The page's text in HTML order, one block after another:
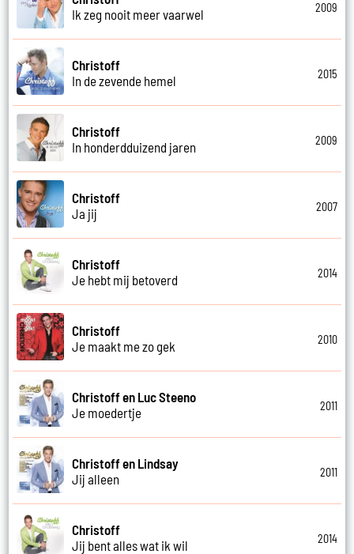
Ik zeg nooit meer vaarwel
2009
Christoff
In de zevende hemel
2015
Christoff
In honderdduizend jaren
2009
Christoff
Ja jij
2007
Christoff
Je hebt mij betoverd
2014
Christoff
Je maakt me zo gek
2010
Christoff en Luc Steeno
Je moedertje
2011
Christoff en Lindsay
Jij alleen
2011
Christoff
Jij bent alles wat ik wil
2014